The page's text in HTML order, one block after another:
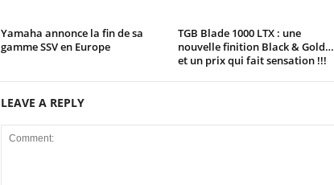
Yamaha annonce la fin de sa
gamme SSV en Europe
TGB Blade 1000 LTX : une
nouvelle finition Black & Gold…
et un prix qui fait sensation !!!
LEAVE A REPLY